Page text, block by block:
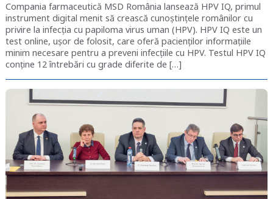
Compania farmaceutică MSD România lansează HPV IQ, primul
instrument digital menit să crească cunoștințele românilor cu
privire la infecția cu papiloma virus uman (HPV). HPV IQ este un
test online, ușor de folosit, care oferă pacienților informațiile
minim necesare pentru a preveni infecțiile cu HPV. Testul HPV IQ
conține 12 întrebări cu grade diferite de […]